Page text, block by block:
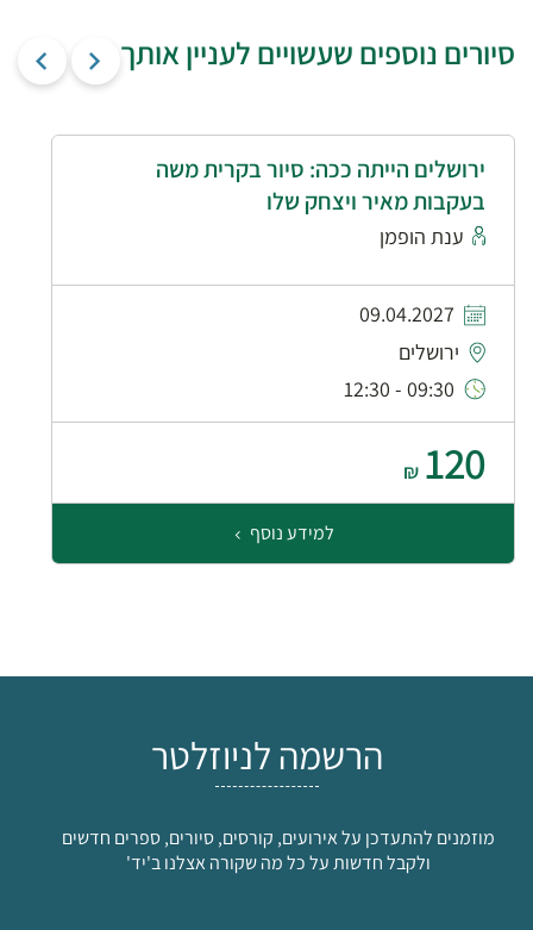
סיורים נוספים שעשויים לעניין אותך
ירושלים הייתה ככה: סיור בקרית משה
בעקבות מאיר ויצחק שלו
ענת הופמן
09.04.2027
ירושלים
09:30 - 12:30
120
₪
למידע נוסף
הרשמה לניוזלטר
מוזמנים להתעדכן על אירועים, קורסים, סיורים, ספרים חדשים
ולקבל חדשות על כל מה שקורה אצלנו ב'יד'